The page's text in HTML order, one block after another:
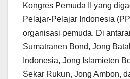
Kongres Pemuda II yang
Pelajar-Pelajar Indonesia
organisasi pemuda. Di
Sumatranen Bond, Jong
Indonesia, Jong Islamieten
Sekar Rukun, Jong Ambon,